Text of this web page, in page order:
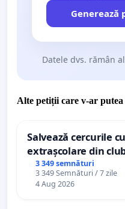
Generează
Datele dvs. rămân
Alte petiții care v-ar putea
Salvează cercurile
extrașcolare din
palatele copiilor
3 349 semnături
3 349 Semnături / 7 zile
4 Aug 2026